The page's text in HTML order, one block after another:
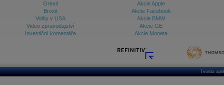
Grexit
Brexit
Volby v USA
Video zpravodajství
Investiční komentáře
Akcie Apple
Akcie Facebook
Akcie BMW
Akcie GE
Akcie Moneta
Tvorba